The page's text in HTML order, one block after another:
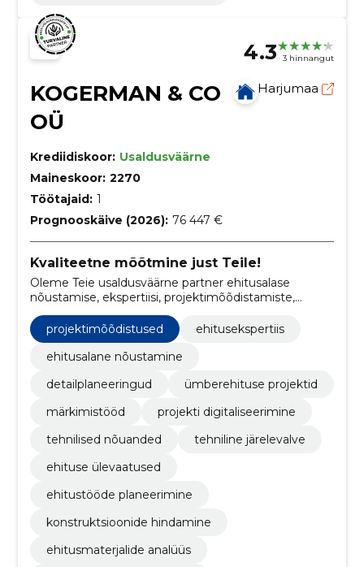
4.3 3 hinnangut
KOGERMAN & CO
OÜ
Harjumaa
Krediidiskoor: Usaldusväärne
Maineskoor: 2270
Töötajaid: 1
Prognooskäive (2026): 76 447 €
Kvaliteetne mõõtmine just Teile!
Oleme Teie usaldusväärne partner ehitusalase
nõustamise, ekspertiisi, projektimõõdistamiste,
märkimistööde, ümberehituse projektide,
ehitusejärgsete kontrollmõõdistuste ja ehitusprojekti
digitaliseerimise valdkonnas.
projektimõõdistused
ehitusekspertiis
ehitusalane nõustamine
detailplaneeringud
ümberehituse projektid
märkimistööd
projekti digitaliseerimine
tehnilised nõuanded
tehniline järelevalve
ehituse ülevaatused
ehitustööde planeerimine
konstruktsioonide hindamine
ehitusmaterjalide analüüs